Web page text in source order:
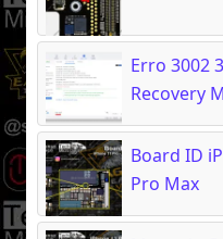
Erro 3002
Recovery
Board ID
Pro Max